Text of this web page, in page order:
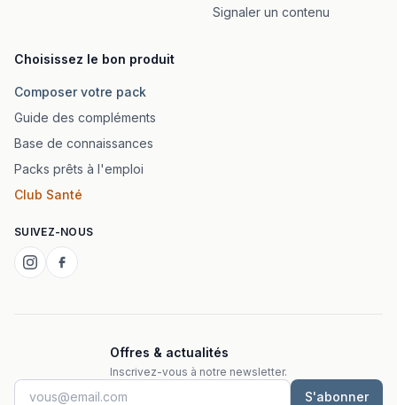
Signaler un contenu
Choisissez le bon produit
Composer votre pack
Guide des compléments
Base de connaissances
Packs prêts à l'emploi
Club Santé
SUIVEZ-NOUS
Offres & actualités
Inscrivez-vous à notre newsletter.
S'abonner